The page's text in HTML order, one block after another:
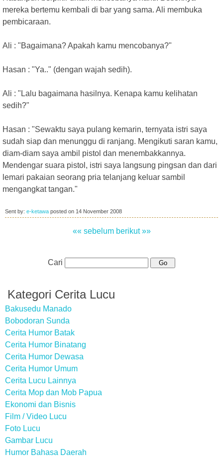
mereka bertemu kembali di bar yang sama. Ali membuka
pembicaraan.
Ali : "Bagaimana? Apakah kamu mencobanya?"
Hasan : "Ya.." (dengan wajah sedih).
Ali : "Lalu bagaimana hasilnya. Kenapa kamu kelihatan
sedih?"
Hasan : "Sewaktu saya pulang kemarin, ternyata istri saya
sudah siap dan menunggu di ranjang. Mengikuti saran kamu,
diam-diam saya ambil pistol dan menembakkannya.
Mendengar suara pistol, istri saya langsung pingsan dan dari
lemari pakaian seorang pria telanjang keluar sambil
mengangkat tangan."
Sent by: e-ketawa posted on 14 November 2008
«« sebelum berikut »»
Cari
Kategori Cerita Lucu
Bakusedu Manado
Bobodoran Sunda
Cerita Humor Batak
Cerita Humor Binatang
Cerita Humor Dewasa
Cerita Humor Umum
Cerita Lucu Lainnya
Cerita Mop dan Mob Papua
Ekonomi dan Bisnis
Film / Video Lucu
Foto Lucu
Gambar Lucu
Humor Bahasa Daerah